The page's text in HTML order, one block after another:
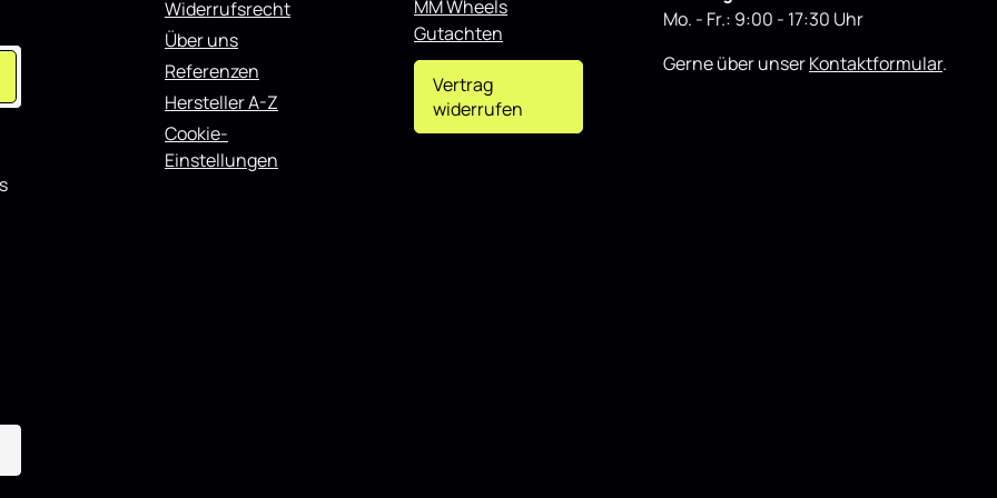
t
Fahrzeuge und lässt sich gut mit weiteren
Widerrufsrecht
Über uns
Referenzen
Hersteller A-Z
Cookie-
Einstellungen
MM Wheels
Gutachten
Vertrag
widerrufen
Mo. - Fr.: 9:00 - 17:30 Uhr
Gerne über unserKontaktformular.